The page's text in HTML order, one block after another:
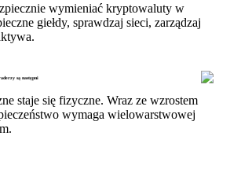
wymieniać kryptowaluty w
giełdy, sprawdzaj sieci, zarządzaj
są następni
staje się fizyczne. Wraz ze wzrostem
wymaga wielowarstwowej